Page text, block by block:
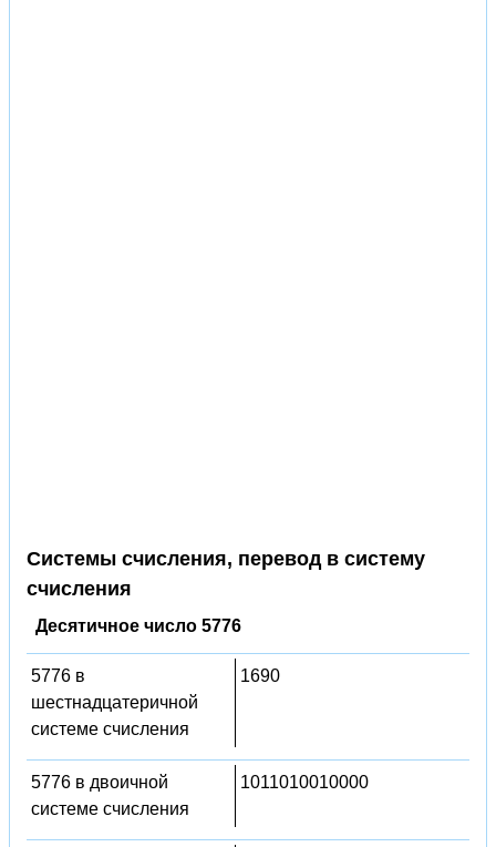
Системы счисления, перевод в систему
счисления
Десятичное число 5776
5776 в
шестнадцатеричной
системе счисления
1690
5776 в двоичной
системе счисления
1011010010000